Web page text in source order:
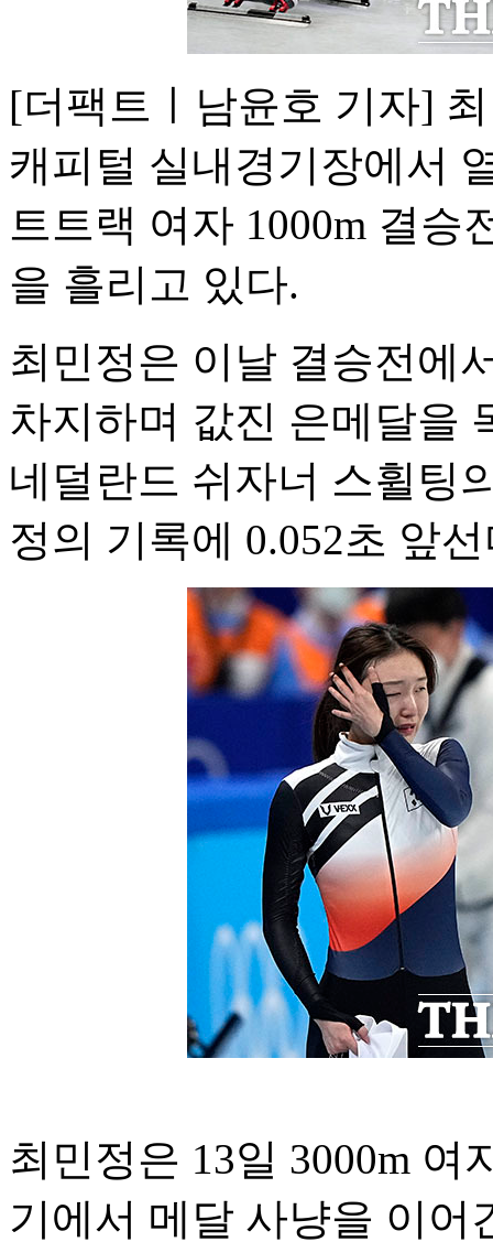
[더팩트ㅣ남윤호 기자]
캐피털 실내경기장에서
트트랙 여자 1000m 결승
을 흘리고 있다.
최민정은 이날 결승전에
차지하며 값진 은메달을
네덜란드 쉬자너 스휠팅
정의 기록에 0.052초 앞
최민정은 13일 3000m 여
기에서 메달 사냥을 이어